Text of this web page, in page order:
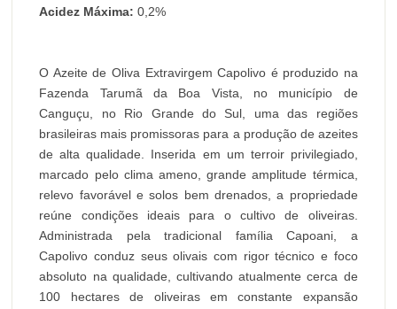
Acidez Máxima: 0,2%
O Azeite de Oliva Extravirgem Capolivo é produzido na
Fazenda Tarumã da Boa Vista, no município de
Canguçu, no Rio Grande do Sul, uma das regiões
brasileiras mais promissoras para a produção de azeites
de alta qualidade. Inserida em um terroir privilegiado,
marcado pelo clima ameno, grande amplitude térmica,
relevo favorável e solos bem drenados, a propriedade
reúne condições ideais para o cultivo de oliveiras.
Administrada pela tradicional família Capoani, a
Capolivo conduz seus olivais com rigor técnico e foco
absoluto na qualidade, cultivando atualmente cerca de
100 hectares de oliveiras em constante expansão